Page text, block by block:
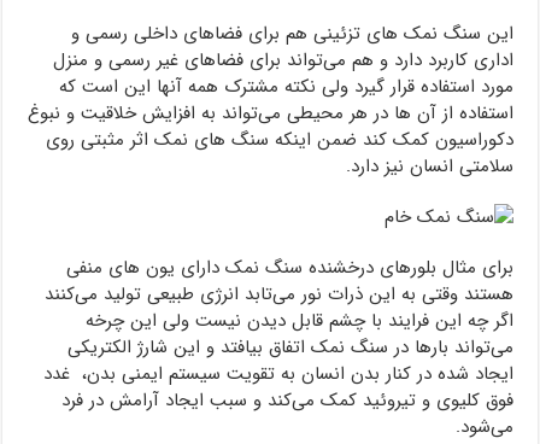
این سنگ نمک های تزئینی هم برای فضاهای داخلی رسمی و
اداری کاربرد دارد و هم می‌تواند برای فضاهای غیر رسمی و منزل
مورد استفاده قرار گیرد ولی نکته مشترک همه آنها این است که
استفاده از آن ها در هر محیطی می‌تواند به افزایش خلاقیت و نبوغ
دکوراسیون کمک کند ضمن اینکه سنگ های نمک اثر مثبتی روی
سلامتی انسان نیز دارد.
برای مثال بلورهای درخشنده سنگ نمک دارای یون های منفی
هستند وقتی به این ذرات نور می‌تابد انرژی طبیعی تولید می‌کنند
اگر چه این فرایند با چشم قابل دیدن نیست ولی این چرخه
می‌تواند بارها در سنگ نمک اتفاق بیافتد و این شارژ الکتریکی
ایجاد شده در کنار بدن انسان به تقویت سیستم ایمنی بدن، غدد
فوق کلیوی و تیروئید کمک می‌کند و سبب ایجاد آرامش در فرد
می‌شود.